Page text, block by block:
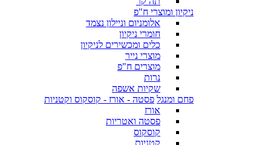
ניקיון ומוצרי ח"פ
אלומניום וניילון נצמד
חומרי ניקיון
כלים ומכשירים לניקיון
מוצרי נייר
מוצרים ח"פ
נרות
שקיות אשפה
פחם ומנגל פסטה - אורז - קוסקוס וקטניות
אורז
פסטה ואטריות
קוסקוס
קטניות